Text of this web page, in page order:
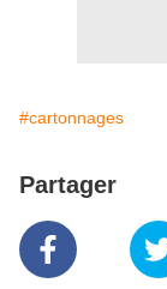
#cartonnages
Partager